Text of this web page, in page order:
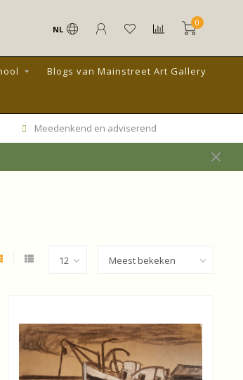
NL
0
Blogs van Mainstreet Art Gallery
Meedenkend en adviserend